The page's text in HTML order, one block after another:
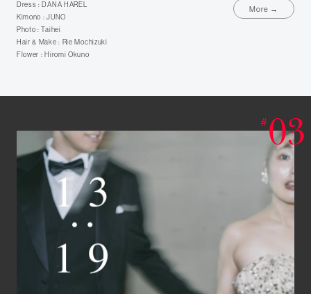
Dress : DANA HAREL
Kimono : JUNO
Photo : Taihei
Hair & Make : Rie Mochizuki
Flower : Hiromi Okuno
More →
03